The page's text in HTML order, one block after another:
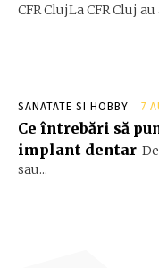
CFR ClujLa CFR Cluj au
SANATATE SI HOBBY 7
Ce întrebări să
implant dentar
sau...